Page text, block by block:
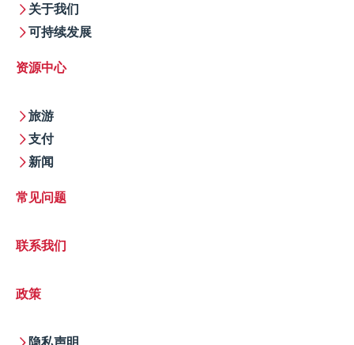
关于我们
可持续发展
资源中心
旅游
支付
新闻
常见问题
联系我们
政策
隐私声明